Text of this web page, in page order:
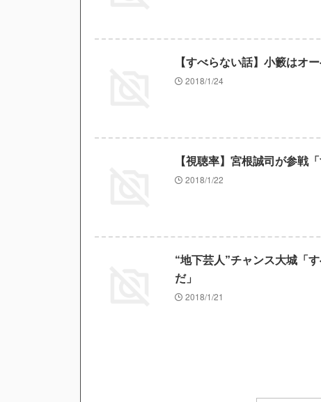
【すべらない話】小籔はオ
2018/1/24
【視聴率】宮根誠司が参戦
2018/1/22
“地下芸人”チャンス大城「
だ」
2018/1/21